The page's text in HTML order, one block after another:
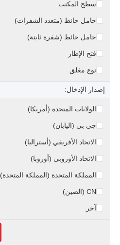
سطح المكتب
حامل حائط (متعدد الشفرات)
حامل حائط (شفرة ثابتة)
فتح الإطار
نوع مغلق
إصدار الإدخال:
الولايات المتحدة (أمريكا)
جي بي (اليابان)
الاتحاد الأفريقي (أستراليا)
الاتحاد الأوروبي (أوروبا)
المملكة المتحدة (المملكة المتحدة)
CN (الصين)
آخر